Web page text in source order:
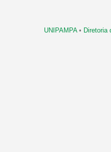
UNIPAMPA• Diretoria